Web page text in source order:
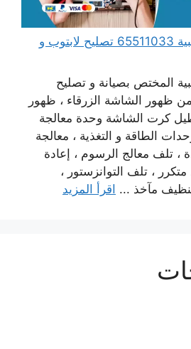
مهندس كمبيوتر الصليبية 65511033 تصليح لابتوب و
المختص بصيانة و تصليح
ظهور الشاشة الزرقاء ، ظهور
كرت الشاشة وحدة معالجة
الطاقة و التغذية ، معالجة
، تلف معالج الرسوم ، إعادة
، تلف التوانزستور ،
مآخذ ... اقرأ المزيد